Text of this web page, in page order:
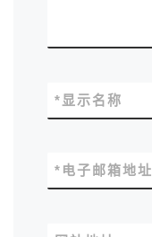
显示名称
*
电子邮箱地址
*